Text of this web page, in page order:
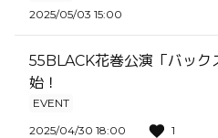
2025/05/03 15:00
55BLACK花巻公演「バック
始！
EVENT
2025/04/30 18:00
1